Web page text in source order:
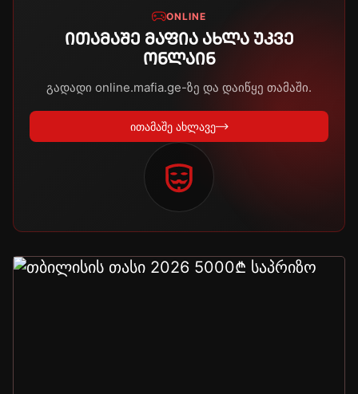
ONLINE
ითამაშე მაფია ახლა უკვე
ონლაინ
გადადი online.mafia.ge-ზე და დაიწყე თამაში.
ითამაშე ახლავე